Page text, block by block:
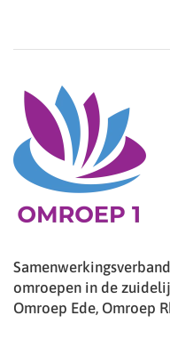
omroepen in de
Omroep Ede, Omroep